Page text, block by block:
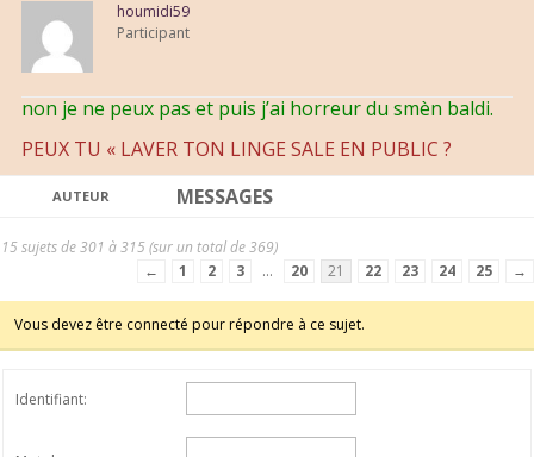
houmidi59
Participant
non je ne peux pas et puis j’ai horreur du smèn baldi.
PEUX TU « LAVER TON LINGE SALE EN PUBLIC ?
AUTEUR MESSAGES
15 sujets de 301 à 315 (sur un total de 369)
←
1 2 3 … 20 21 22 23 24 25 →
Vous devez être connecté pour répondre à ce sujet.
Identifiant: